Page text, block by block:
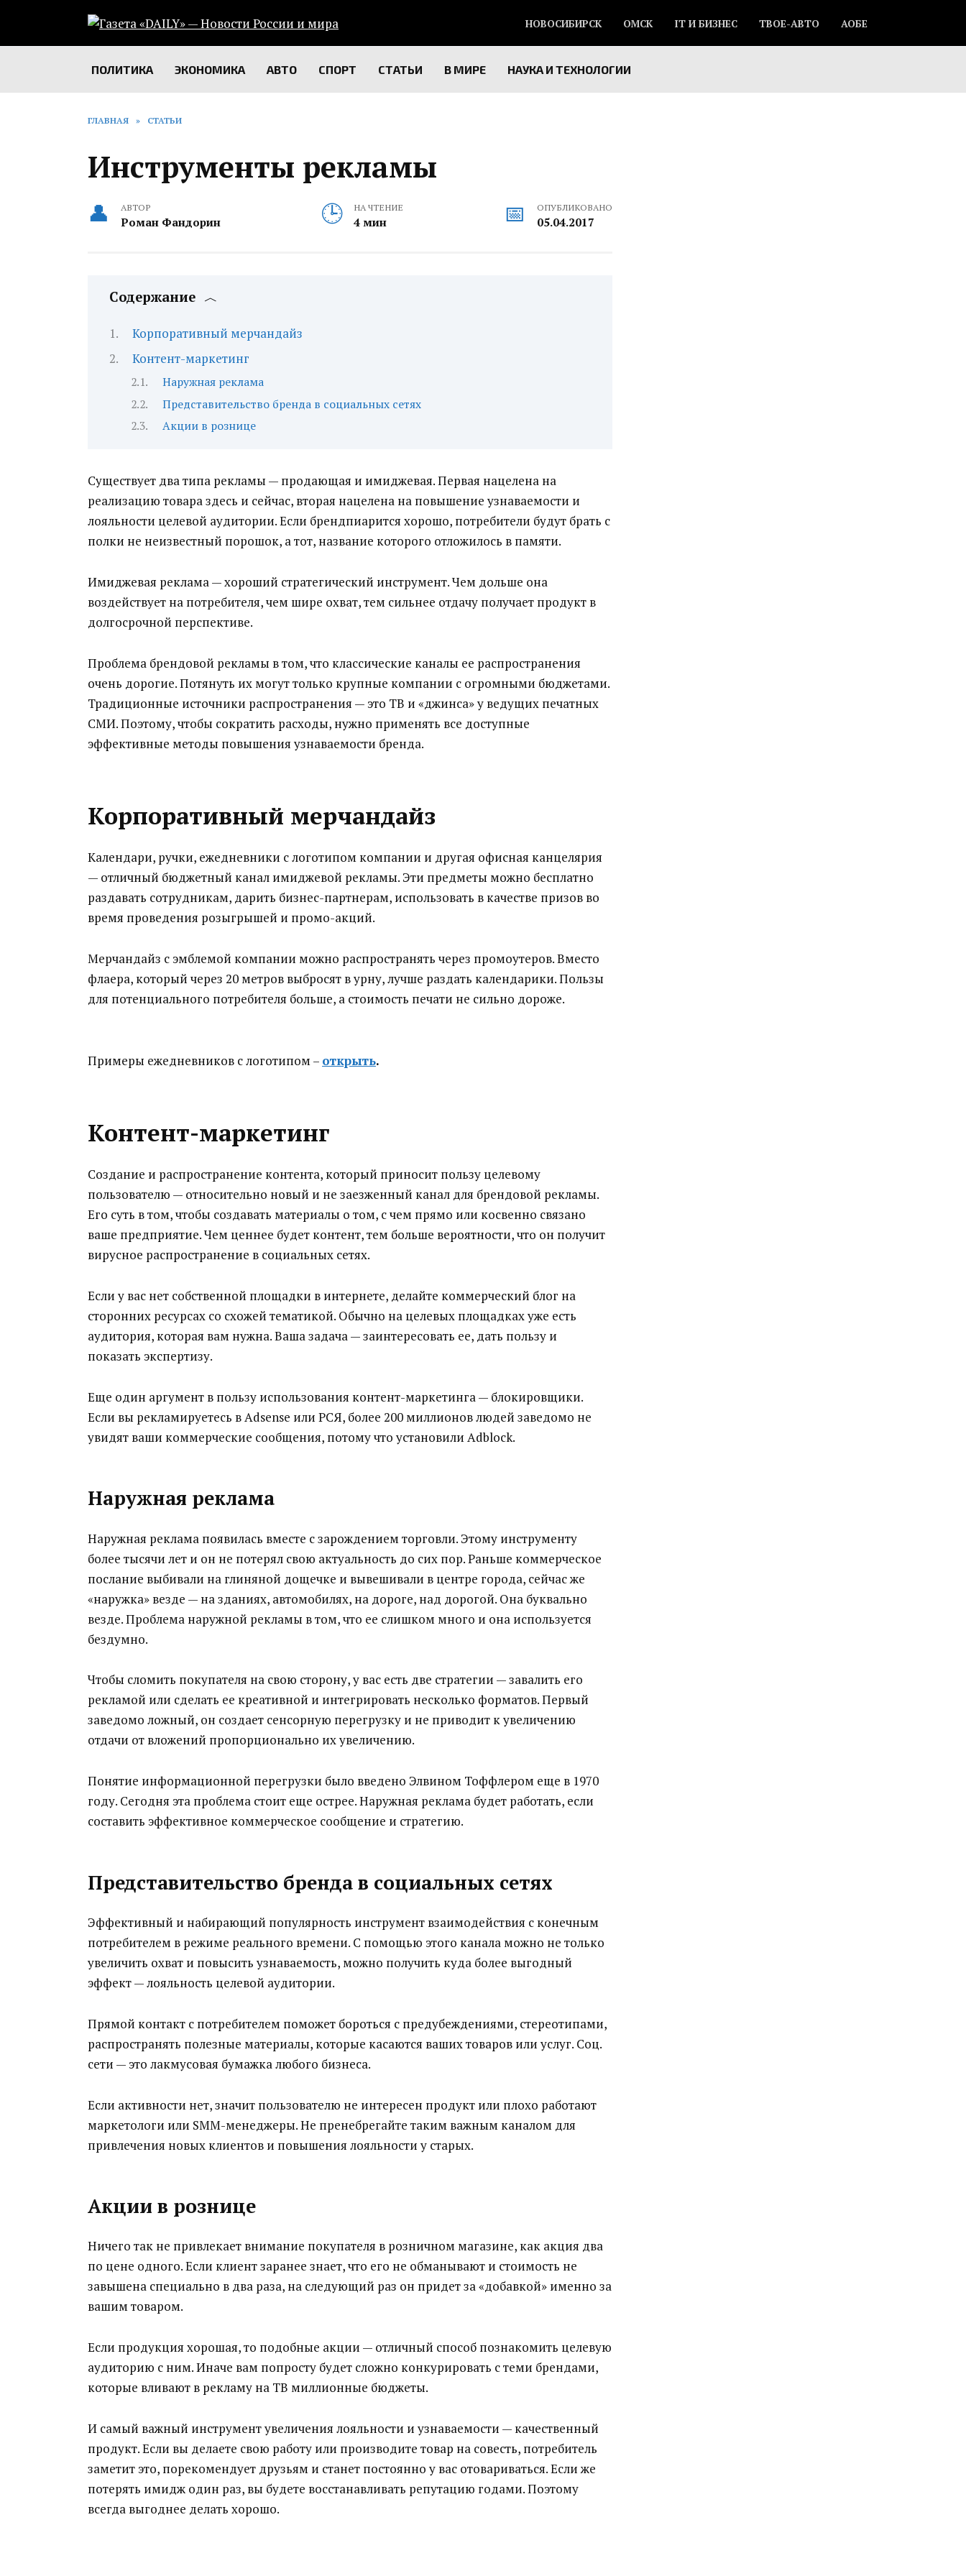
содержанию
НОВОСИБИРСК ОМСК IT И БИЗНЕС ТВОЕ-АВТО АОБЕ
ПОЛИТИКА ЭКОНОМИКА АВТО СПОРТ СТАТЬИ В МИРЕ НАУКА И ТЕХНОЛОГИИ
ГЛАВНАЯ » СТАТЬИ
Инструменты рекламы
АВТОР
Роман Фандорин
НА ЧТЕНИЕ
4 мин
ОПУБЛИКОВАНО
05.04.2017
Содержание
Корпоративный мерчандайз
Контент-маркетинг
Наружная реклама
Представительство бренда в социальных сетях
Акции в рознице
Существует два типа рекламы — продающая и имиджевая. Первая нацелена на
реализацию товара здесь и сейчас, вторая нацелена на повышение узнаваемости и
лояльности целевой аудитории.Если брендпиарится хорошо, потребители будут брать с
полки не неизвестный порошок, а тот, название которого отложилось в памяти.
Имиджевая реклама — хороший стратегический инструмент. Чем дольше она
воздействует на потребителя, чем шире охват, тем сильнее отдачу получает продукт в
долгосрочной перспективе.
Проблема брендовой рекламы в том, что классические каналы ее распространения
очень дорогие. Потянуть их могут только крупные компании с огромными бюджетами.
Традиционные источники распространения — это ТВ и «джинса» у ведущих печатных
СМИ. Поэтому, чтобы сократить расходы, нужно применять все доступные
эффективные методы повышения узнаваемости бренда.
Корпоративный мерчандайз
Календари, ручки, ежедневники с логотипом компании и другая офисная канцелярия
— отличный бюджетный канал имиджевой рекламы. Эти предметы можно бесплатно
раздавать сотрудникам, дарить бизнес-партнерам, использовать в качестве призов во
время проведения розыгрышей и промо-акций.
Мерчандайз с эмблемой компании можно распространять через промоутеров. Вместо
флаера, который через 20 метров выбросят в урну, лучше раздать календарики. Пользы
для потенциального потребителя больше, а стоимость печати не сильно дороже.
Примеры ежедневников с логотипом – открыть.
Контент-маркетинг
Создание и распространение контента, который приносит пользу целевому
пользователю — относительно новый и не заезженный канал для брендовой рекламы.
Его суть в том, чтобы создавать материалы о том, с чем прямо или косвенно связано
ваше предприятие. Чем ценнее будет контент, тем больше вероятности, что он получит
вирусное распространение в социальных сетях.
Если у вас нет собственной площадки в интернете, делайте коммерческий блог на
сторонних ресурсах со схожей тематикой. Обычно на целевых площадках уже есть
аудитория, которая вам нужна. Ваша задача — заинтересовать ее, дать пользу и
показать экспертизу.
Еще один аргумент в пользу использования контент-маркетинга — блокировщики.
Если вы рекламируетесь в Adsense или РСЯ, более 200 миллионов людей заведомо не
увидят ваши коммерческие сообщения, потому что установили Adblock.
Наружная реклама
Наружная реклама появилась вместе с зарождением торговли. Этому инструменту
более тысячи лет и он не потерял свою актуальность до сих пор. Раньше коммерческое
послание выбивали на глиняной дощечке и вывешивали в центре города, сейчас же
«наружка» везде — на зданиях, автомобилях, на дороге, над дорогой. Она буквально
везде. Проблема наружной рекламы в том, что ее слишком много и она используется
бездумно.
Чтобы сломить покупателя на свою сторону, у вас есть две стратегии — завалить его
рекламой или сделать ее креативной и интегрировать несколько форматов. Первый
заведомо ложный, он создает сенсорную перегрузку и не приводит к увеличению
отдачи от вложений пропорционально их увеличению.
Понятие информационной перегрузки было введено Элвином Тоффлером еще в 1970
году. Сегодня эта проблема стоит еще острее. Наружная реклама будет работать, если
составить эффективное коммерческое сообщение и стратегию.
Представительство бренда в социальных сетях
Эффективный и набирающий популярность инструмент взаимодействия с конечным
потребителем в режиме реального времени. С помощью этого канала можно не только
увеличить охват и повысить узнаваемость, можно получить куда более выгодный
эффект — лояльность целевой аудитории.
Прямой контакт с потребителем поможет бороться с предубеждениями, стереотипами,
распространять полезные материалы, которые касаются ваших товаров или услуг. Соц.
сети — это лакмусовая бумажка любого бизнеса.
Если активности нет, значит пользователю не интересен продукт или плохо работают
маркетологи или SMM-менеджеры. Не пренебрегайте таким важным каналом для
привлечения новых клиентов и повышения лояльности у старых.
Акции в рознице
Ничего так не привлекает внимание покупателя в розничном магазине, как акция два
по цене одного. Если клиент заранее знает, что его не обманывают и стоимость не
завышена специально в два раза, на следующий раз он придет за «добавкой» именно за
вашим товаром.
Если продукция хорошая, то подобные акции — отличный способ познакомить целевую
аудиторию с ним. Иначе вам попросту будет сложно конкурировать с теми брендами,
которые вливают в рекламу на ТВ миллионные бюджеты.
И самый важный инструмент увеличения лояльности и узнаваемости — качественный
продукт. Если вы делаете свою работу или производите товар на совесть, потребитель
заметит это, порекомендует друзьям и станет постоянно у вас отовариваться. Если же
потерять имидж один раз, вы будете восстанавливать репутацию годами. Поэтому
всегда выгоднее делать хорошо.